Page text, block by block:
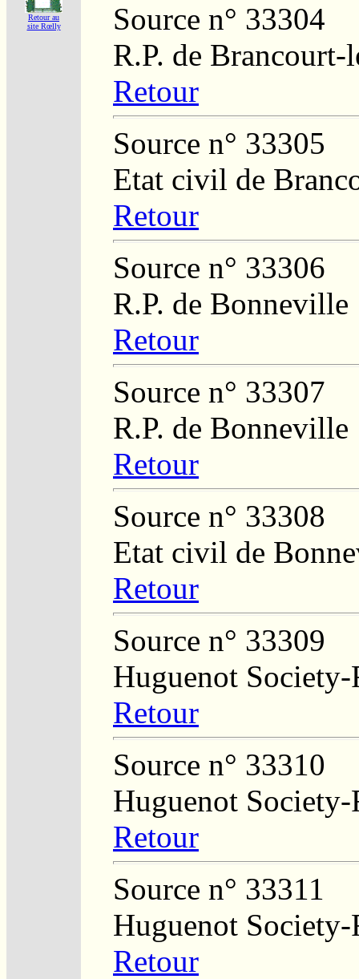
Retour au
site Rœlly
Source n° 33304
R.P. de
Retour
Source n° 33305
Etat civil de
Retour
Source n° 33306
R.P. de Bonneville
Retour
Source n° 33307
R.P. de Bonneville
Retour
Source n° 33308
Etat civil de
Retour
Source n° 33309
Huguenot
Retour
Source n° 33310
Huguenot
Retour
Source n° 33311
Huguenot
Retour